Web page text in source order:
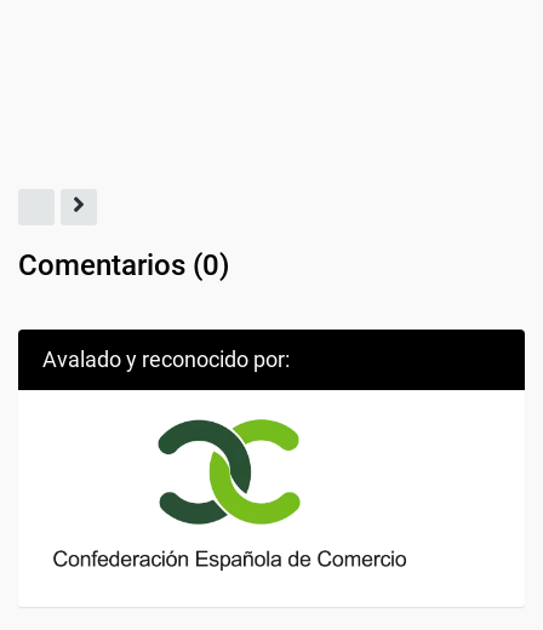
Comentarios (0)
Avalado y reconocido por: